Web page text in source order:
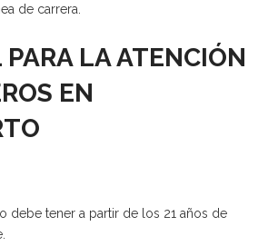
de carrera.
PARA LA ATENCIÓN
EN
debe tener a partir de los 21 años de